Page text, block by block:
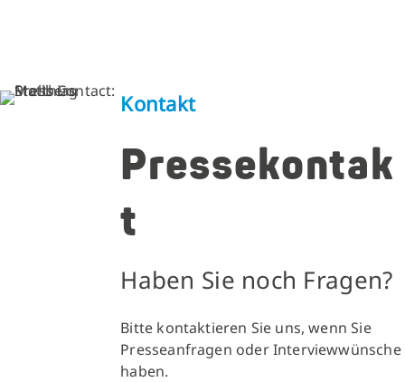
Kontakt
Pressekontak
t
Haben Sie noch Fragen?
Bitte kontaktieren Sie uns, wenn Sie
Presseanfragen oder Interviewwünsche
haben.